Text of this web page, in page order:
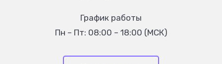
График работы
Пн – Пт: 08:00 – 18:00 (МСК)